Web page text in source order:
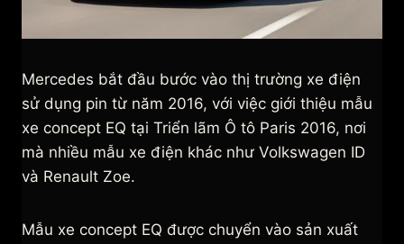
Mercedes bắt đầu bước vào thị trường xe điện
sử dụng pin từ năm 2016, với việc giới thiệu mẫu
xe concept EQ tại Triển lãm Ô tô Paris 2016, nơi
mà nhiều mẫu xe điện khác như Volkswagen ID
và Renault Zoe.
Mẫu xe concept EQ được chuyển vào sản xuất